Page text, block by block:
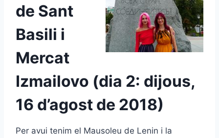
de Sant
Basili i
Mercat
Izmailovo (dia 2: dijous,
16 d’agost de 2018)
Per avui tenim el Mausoleu de Lenin i la